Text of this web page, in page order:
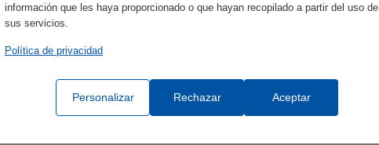
información que les haya proporcionado o que hayan recopilado a partir del uso de
sus servicios.
Política de privacidad
Personalizar Rechazar Aceptar